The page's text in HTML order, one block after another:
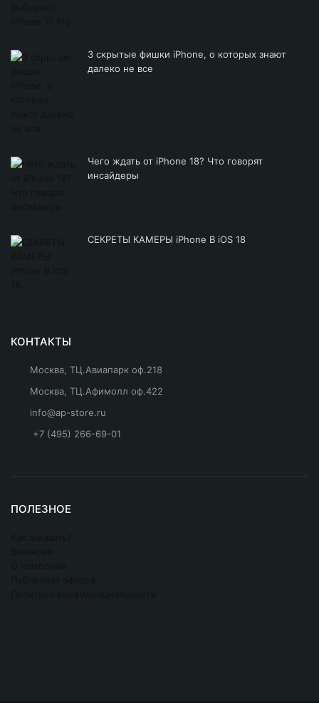
3 скрытые фишки iPhone, о которых знают
далеко не все
Чего ждать от iPhone 18? Что говорят
инсайдеры
СЕКРЕТЫ КАМЕРЫ iPhone В iOS 18
КОНТАКТЫ
Москва, ТЦ.Авиапарк оф.218
Москва, ТЦ.Афимолл оф.422
info@ap-store.ru
+7 (495) 266-69-01
ПОЛЕЗНОЕ